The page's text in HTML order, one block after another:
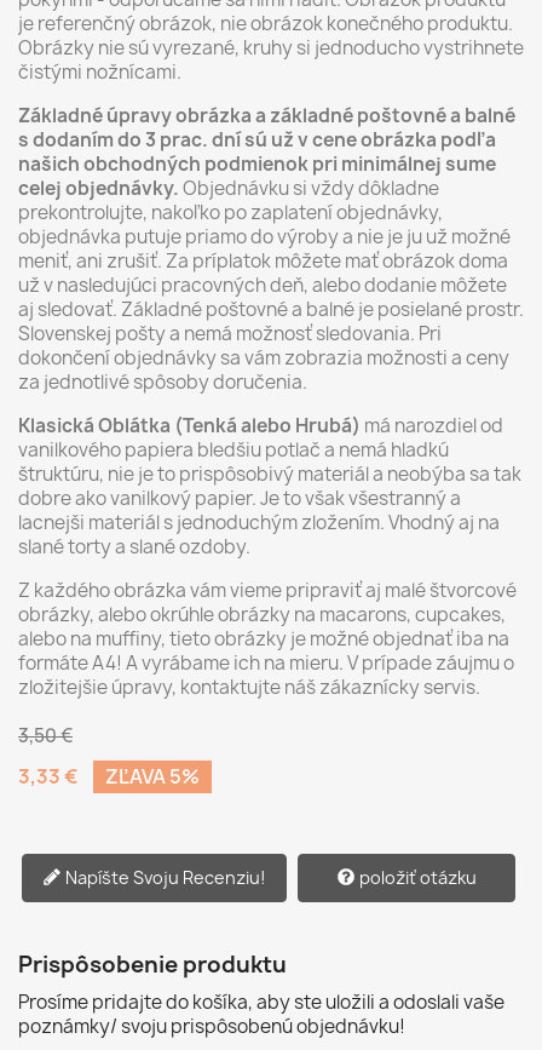
je referenčný obrázok, nie obrázok konečného produktu.
Obrázky nie sú vyrezané, kruhy si jednoducho vystrihnete
čistými nožnícami.
Základné úpravy obrázka a základné poštovné a balné
s dodaním do 3 prac. dní sú už v cene obrázka podľa
našich obchodných podmienok pri minimálnej sume
celej objednávky.Objednávku si vždy dôkladne
prekontrolujte, nakoľko po zaplatení objednávky,
objednávka putuje priamo do výroby a nie je ju už možné
meniť, ani zrušiť. Za príplatok môžete mať obrázok doma
už v nasledujúci pracovných deň, alebo dodanie môžete
aj sledovať. Základné poštovné a balné je posielané prostr.
Slovenskej pošty a nemá možnosť sledovania. Pri
dokončení objednávky sa vám zobrazia možnosti a ceny
za jednotlivé spôsoby doručenia.
Klasická Oblátka (Tenká alebo Hrubá) má narozdiel od
vanilkového papiera bledšiu potlač a nemá hladkú
štruktúru, nie je to prispôsobivý materiál a neobýba sa tak
dobre ako vanilkový papier. Je to však všestranný a
lacnejši materiál s jednoduchým zložením. Vhodný aj na
slané torty a slané ozdoby.
Z každého obrázka vám vieme pripraviť aj malé štvorcové
obrázky, alebo okrúhle obrázky na macarons, cupcakes,
alebo na muffiny, tieto obrázky je možné objednať iba na
formáte A4! A vyrábame ich na mieru. V prípade záujmu o
zložitejšie úpravy, kontaktujte náš zákaznícky servis.
3,50 €
3,33 € ZĽAVA 5%
Napíšte Svoju Recenziu! položiť otázku
Prispôsobenie produktu
Prosíme pridajte do košíka, aby ste uložili a odoslali vaše
poznámky/ svoju prispôsobenú objednávku!